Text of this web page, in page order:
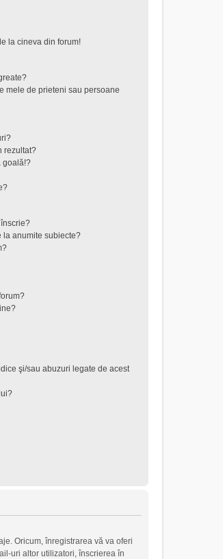
la cineva din forum!
mele de prieteni sau persoane
rezultat?
goală!?
la anumite subiecte?
şi/sau abuzuri legate de acest
Oricum, înregistrarea vă va oferi
uri altor utilizatori, înscrierea în